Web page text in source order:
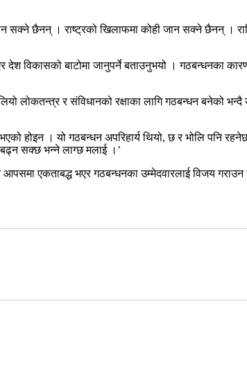
सक्ने छैनन् । राष्ट्रको खिलाफमा कोही जान सक्ने छैनन् ।
विकासको बाटोमा जानुपर्ने बताउनुभयो । गठबन्धनका
लोकतन्त्र र संविधानको रक्षाका लागि गठबन्धन बनेको
होइन । यो गठबन्धन अपरिहार्य थियो, छ र भोलि पनि
बढ्न सक्छ भन्ने लाग्छ मलाई ।’
एकताबद्ध भएर गठबन्धनका उम्मेदवारलाई विजय गराउन